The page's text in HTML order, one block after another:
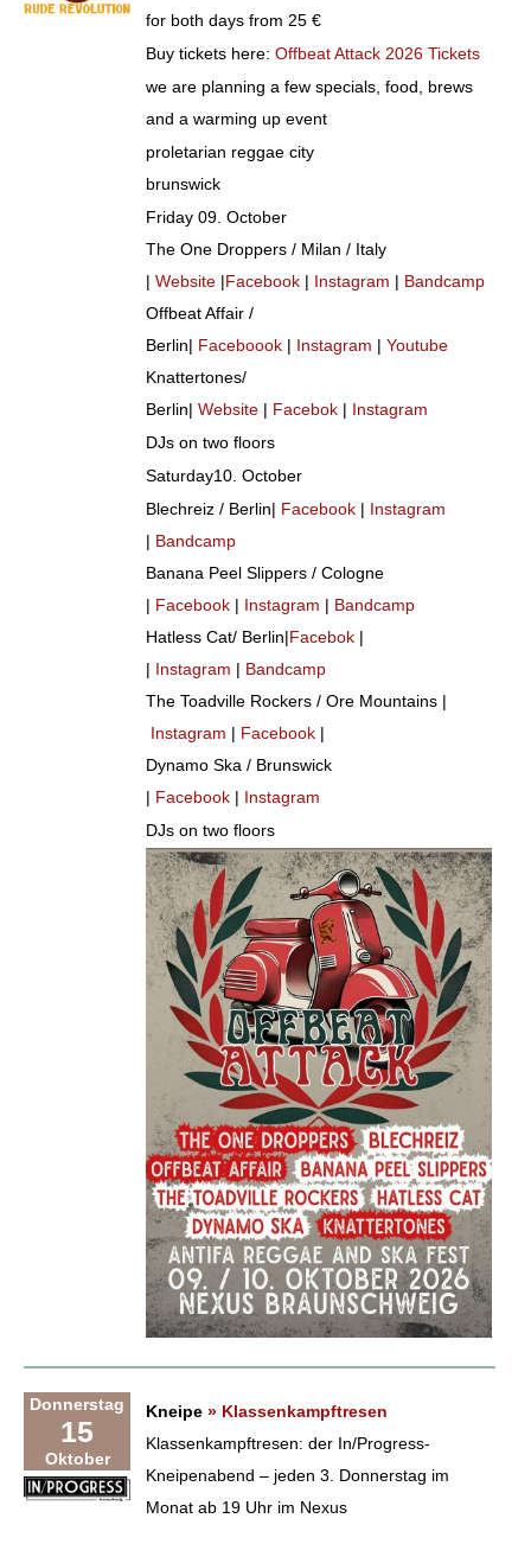
for both days from 25 €
Buy tickets here: Offbeat Attack 2026 Tickets
we are planning a few specials, food, brews
and a warming up event
proletarian reggae city
brunswick
Friday 09. October
The One Droppers / Milan / Italy
| Website |Facebook | Instagram | Bandcamp
Offbeat Affair /
Berlin| Faceboook | Instagram | Youtube
Knattertones/
Berlin| Website | Facebok | Instagram
DJs on two floors
Saturday10. October
Blechreiz / Berlin| Facebook | Instagram
| Bandcamp
Banana Peel Slippers / Cologne
| Facebook | Instagram | Bandcamp
Hatless Cat/ Berlin|Facebok |
| Instagram | Bandcamp
The Toadville Rockers / Ore Mountains |
Instagram | Facebook |
Dynamo Ska / Brunswick
| Facebook | Instagram
DJs on two floors
Donnerstag
15
Oktober
Kneipe » Klassenkampftresen
Klassenkampftresen: der In/Progress-
Kneipenabend – jeden 3. Donnerstag im
Monat ab 19 Uhr im Nexus